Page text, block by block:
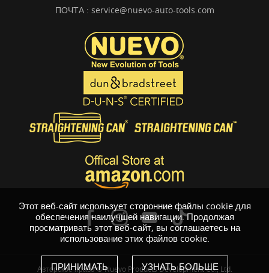
Этот веб-сайт использует сторонние файлы cookie для
обеспечения наилучшей навигации. Продолжая
просматривать этот веб-сайт, вы соглашаетесь на
использование этих файлов cookie.
ПРИНИМАТЬ УЗНАТЬ БОЛЬШЕ
ПОЧТА : service@nuevo-auto-tools.com
Авторское право © Nuevo Products Development Co., Ltd.